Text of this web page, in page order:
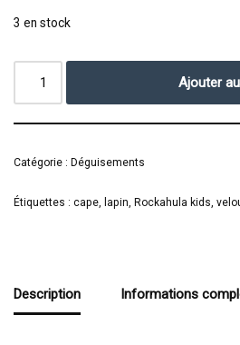
3 en stock
Ajouter
Catégorie : Déguisements
Étiquettes : cape lapin Rockahula kids
Description Informations